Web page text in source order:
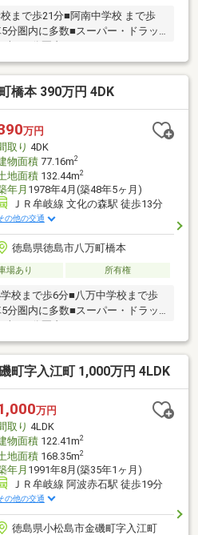
まで歩21分■阿南中学校 まで歩
分圏内に多数■スーパー・ドラッ
橋本 390万円 4DK
万円
取り 4DK
物面積77.16m2
地面積132.44m2
年月 1978年4月(築48年5ヶ月)
ＪＲ牟岐線 文化の森駅 徒歩13分
の他の交通
徳島県徳島市八万町橋本
場あり 所有権
校まで歩6分■八万中学校まで歩
分圏内に多数■スーパー・ドラッ
町字入江町 1,000万円 4LDK
万円
取り 4LDK
物面積122.41m2
地面積168.35m2
年月 1991年8月(築35年1ヶ月)
ＪＲ牟岐線 阿波赤石駅 徒歩19分
の他の交通
徳島県小松島市金磯町字入江町